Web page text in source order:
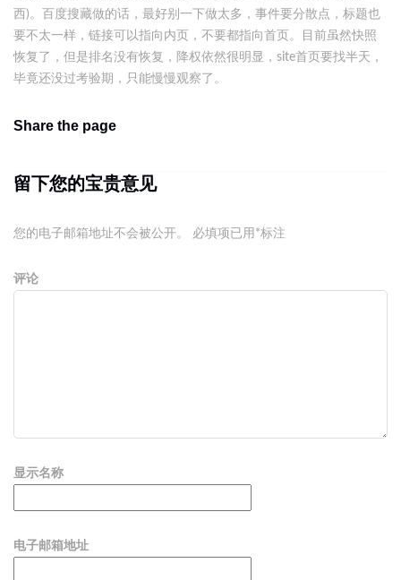
西)。百度搜藏做的话，最好别一下做太多，事件要分散点，标题也
要不太一样，链接可以指向内页，不要都指向首页。目前虽然快照
恢复了，但是排名没有恢复，降权依然很明显，site首页要找半天，
毕竟还没过考验期，只能慢慢观察了。
Share the page
留下您的宝贵意见
您的电子邮箱地址不会被公开。 必填项已用 *标注
评论
显示名称
电子邮箱地址